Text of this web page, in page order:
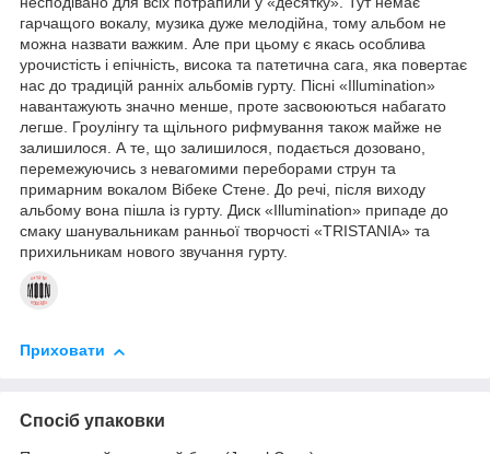
гарчащого вокалу, музика дуже мелодійна, тому альбом не
можна назвати важким. Але при цьому є якась особлива
урочистість і епічність, висока та патетична сага, яка повертає
нас до традицій ранніх альбомів гурту. Пісні «Illumination»
навантажують значно менше, проте засвоюються набагато
легше. Гроулінгу та щільного рифмування також майже не
залишилося. А те, що залишилося, подається дозовано,
перемежуючись з невагомими переборами струн та
примарним вокалом Вібеке Стене. До речі, після виходу
альбому вона пішла із гурту. Диск «Illumination» припаде до
смаку шанувальникам ранньої творчості «TRISTANIA» та
прихильникам нового звучання гурту.
Приховати
Спосіб упаковки